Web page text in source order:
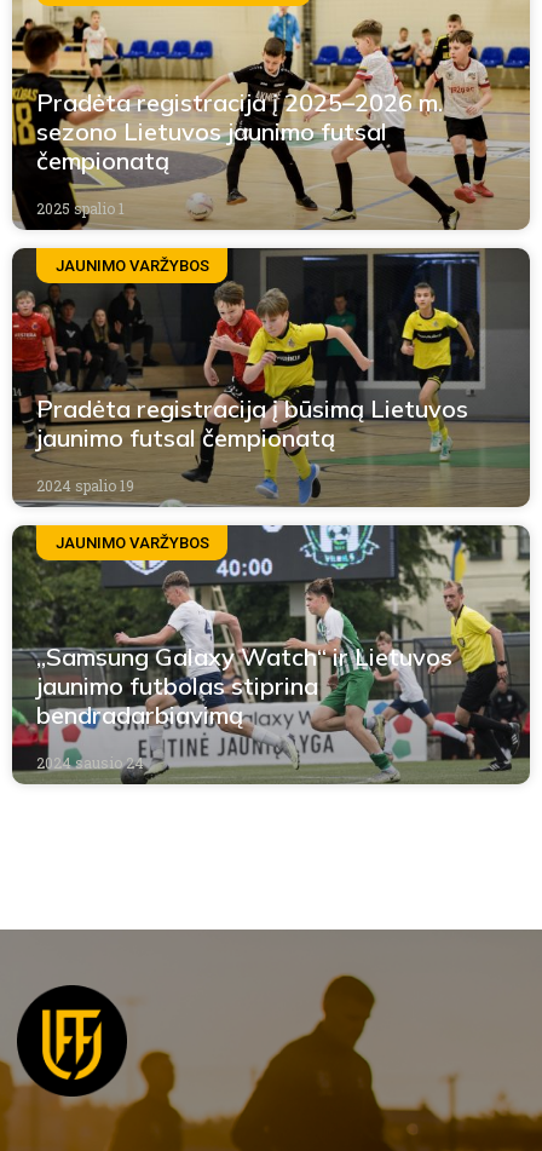
Pradėta registracija į 2025–2026 m.
sezono Lietuvos jaunimo futsal
čempionatą
2025 spalio 1
JAUNIMO VARŽYBOS
Pradėta registracija į būsimą Lietuvos
jaunimo futsal čempionatą
2024 spalio 19
JAUNIMO VARŽYBOS
„Samsung Galaxy Watch“ ir Lietuvos
jaunimo futbolas stiprina
bendradarbiavimą
2024 sausio 24